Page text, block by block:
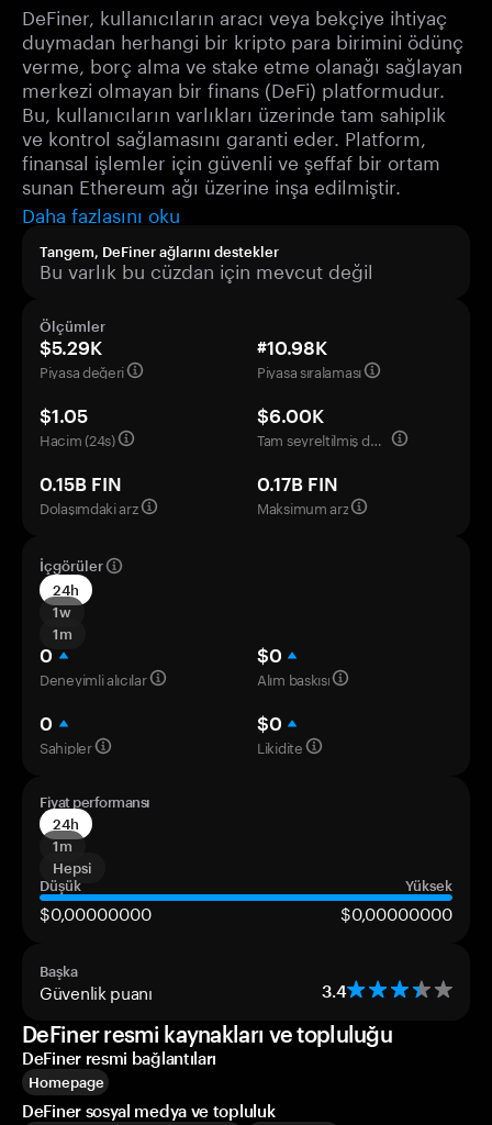
DeFiner, kullanıcıların aracı veya bekçiye ihtiyaç
duymadan herhangi bir kripto para birimini ödünç
verme, borç alma ve stake etme olanağı sağlayan
merkezi olmayan bir finans (DeFi) platformudur.
Bu, kullanıcıların varlıkları üzerinde tam sahiplik
ve kontrol sağlamasını garanti eder. Platform,
finansal işlemler için güvenli ve şeffaf bir ortam
sunan Ethereum ağı üzerine inşa edilmiştir.
Daha fazlasını oku
Tangem, DeFiner ağlarını destekler
Bu varlık bu cüzdan için mevcut değil
Ölçümler
$5.29K
Piyasa değeri
#10.98K
Piyasa sıralaması
$1.05
Hacim (24s)
$6.00K
Tam seyreltilmiş değerleme
0.15B FIN
Dolaşımdaki arz
0.17B FIN
Maksimum arz
İçgörüler
24h
1w
1m
0
Deneyimli alıcılar
$0
Alım baskısı
0
Sahipler
$0
Likidite
Fiyat performansı
24h
1m
Hepsi
Düşük
Yüksek
$0,00000000 $0,00000000
Başka
Güvenlik puanı 3.4
DeFiner resmi kaynakları ve topluluğu
DeFiner resmi bağlantıları
Homepage
DeFiner sosyal medya ve topluluk